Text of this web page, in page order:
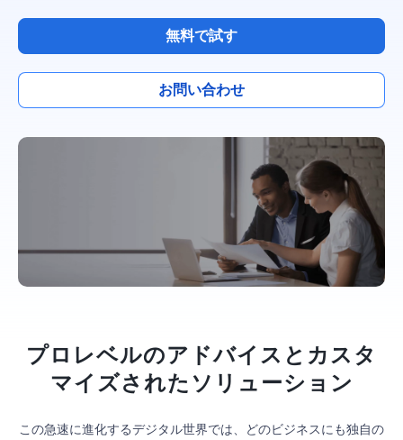
無料で試す
お問い合わせ
プロレベルのアドバイスとカスタ
マイズされたソリューション
この急速に進化するデジタル世界では、どのビジネスにも独自の